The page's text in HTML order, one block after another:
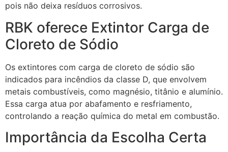
pois não deixa resíduos corrosivos.
RBK oferece Extintor Carga de
Cloreto de Sódio
Os extintores com carga de cloreto de sódio são
indicados para incêndios da classe D, que envolvem
metais combustíveis, como magnésio, titânio e alumínio.
Essa carga atua por abafamento e resfriamento,
controlando a reação química do metal em combustão.
Importância da Escolha Certa